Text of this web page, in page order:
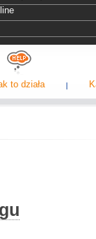
to działa